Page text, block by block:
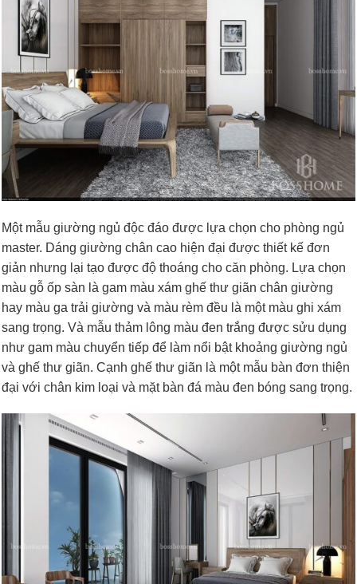
Một mẫu giường ngủ độc đáo được lựa chọn cho phòng ngủ
master. Dáng giường chân cao hiện đại được thiết kế đơn
giản nhưng lại tạo được độ thoáng cho căn phòng. Lựa chọn
màu gỗ ốp sàn là gam màu xám ghế thư giãn chân giường
hay màu ga trải giường và màu rèm đều là một màu ghi xám
sang trọng. Và mẫu thảm lông màu đen trắng được sửu dụng
như gam màu chuyển tiếp để làm nổi bật khoảng giường ngủ
và ghế thư giãn. Cạnh ghế thư giãn là một mẫu bàn đơn thiện
đại với chân kim loại và mặt bàn đá màu đen bóng sang trọng.